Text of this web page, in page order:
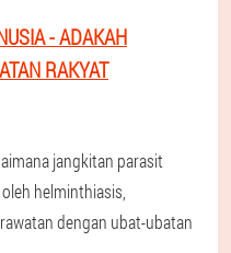
- ADAKAH
RAKYAT
jangkitan parasit
helminthiasis,
dengan ubat-ubatan